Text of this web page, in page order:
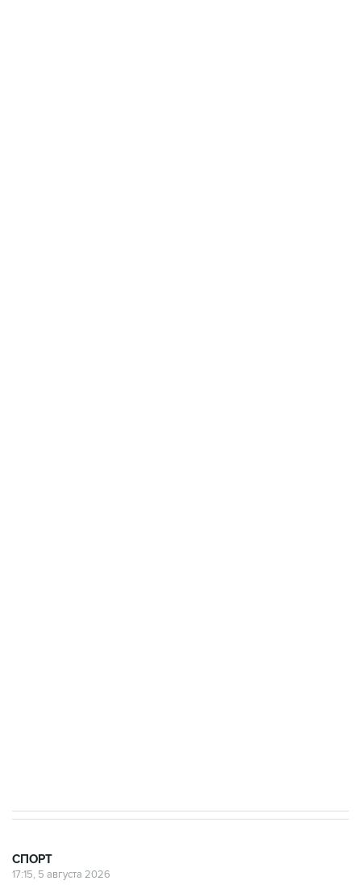
СПОРТ
17:15, 5 августа 2026